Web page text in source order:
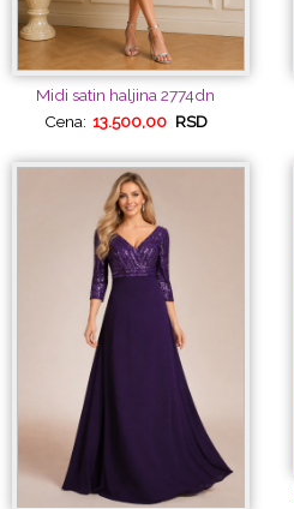
Midi satin haljina 2774dn
Cena: 13.500,00 RSD